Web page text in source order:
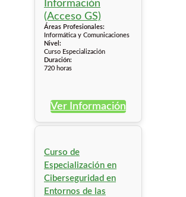
Áreas Profesionales:
Informática y Comunicaciones
Nivel:
Curso Especialización
Duración:
720 horas
Ver Información
Curso de
Especialización en
Ciberseguridad en
Entornos de las